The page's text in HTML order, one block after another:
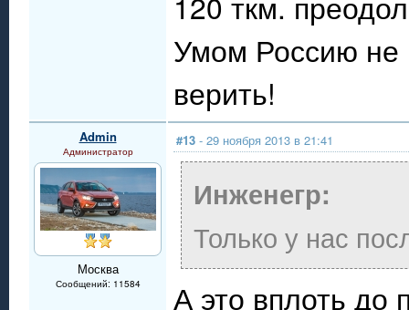
Умом Россию не
верить!
Admin
Администратор
Москва
Сообщений: 11584
#13 - 29 ноября 2013 в 21:41
Инженегр:
Только у нас
А это вплоть до